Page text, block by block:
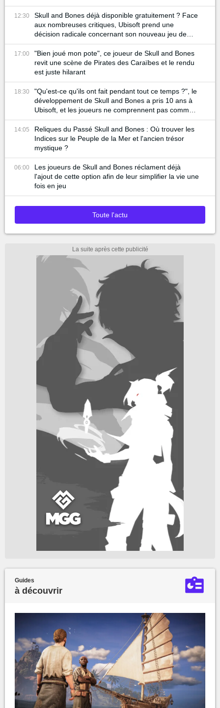
joueurs
12:30
Skull and Bones déjà disponible gratuitement ? Face
aux nombreuses critiques, Ubisoft prend une
décision radicale concernant son nouveau jeu de
pirates
17:00
"Bien joué mon pote", ce joueur de Skull and Bones
revit une scène de Pirates des Caraïbes et le rendu
est juste hilarant
18:30
"Qu'est-ce qu'ils ont fait pendant tout ce temps ?", le
développement de Skull and Bones a pris 10 ans à
Ubisoft, et les joueurs ne comprennent pas comment
cela est possible
14:05
Reliques du Passé Skull and Bones : Où trouver les
Indices sur le Peuple de la Mer et l'ancien trésor
mystique ?
06:00
Les joueurs de Skull and Bones réclament déjà
l'ajout de cette option afin de leur simplifier la vie une
fois en jeu
Toute l'actu
Guides
à découvrir